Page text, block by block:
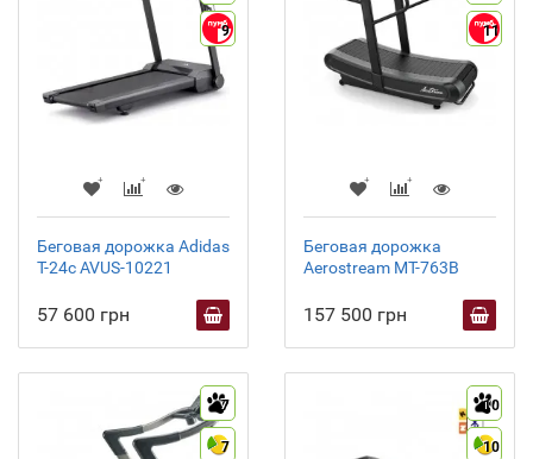
9
Беговая дорожка Adidas
T-24c AVUS-10221
57 600 грн
11
Беговая дорожка
Aerostream MT-763B
157 500 грн
7
7
10
10